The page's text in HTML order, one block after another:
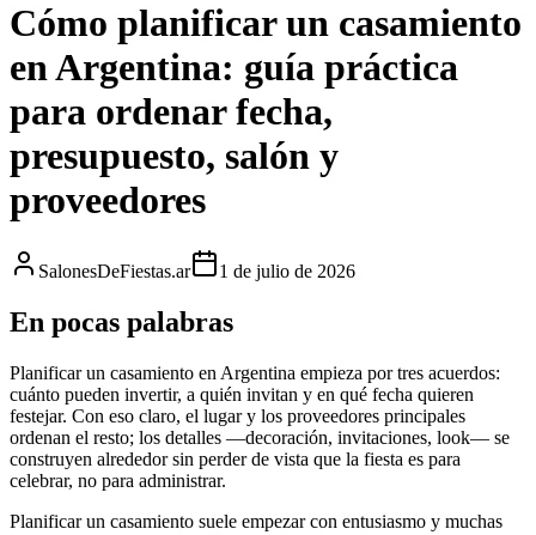
Cómo planificar un casamiento
en Argentina: guía práctica
para ordenar fecha,
presupuesto, salón y
proveedores
SalonesDeFiestas.ar 1 de julio de 2026
En pocas palabras
Planificar un casamiento en Argentina empieza por tres acuerdos:
cuánto pueden invertir, a quién invitan y en qué fecha quieren
festejar. Con eso claro, el lugar y los proveedores principales
ordenan el resto; los detalles —decoración, invitaciones, look— se
construyen alrededor sin perder de vista que la fiesta es para
celebrar, no para administrar.
Planificar un casamiento suele empezar con entusiasmo y muchas